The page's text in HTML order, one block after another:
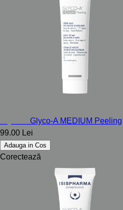
Glyco-A MEDIUM Peeling
99.00 Lei
Adauga in Cos
Corectează